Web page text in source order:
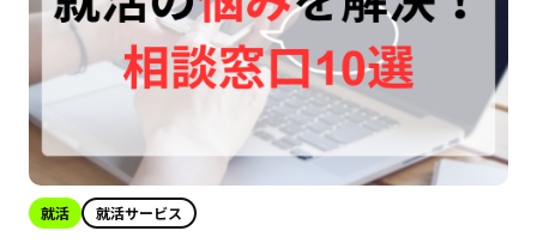
就活 就活サービス